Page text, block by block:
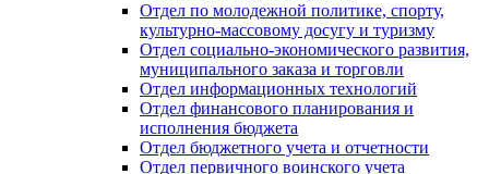
Отдел по молодежной политике, спорту,
культурно-массовому досугу и туризму
Отдел социально-экономического развития,
муниципального заказа и торговли
Отдел информационных технологий
Отдел финансового планирования и
исполнения бюджета
Отдел бюджетного учета и отчетности
Отдел первичного воинского учета